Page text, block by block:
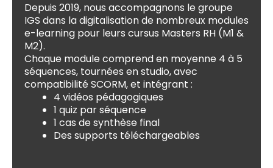
Depuis 2019, nous accompagnons le groupe
IGS dans la digitalisation de nombreux modules
e-learning pour leurs cursus Masters RH (M1 &
M2).
Chaque module comprend en moyenne 4 à 5
séquences, tournées en studio, avec
compatibilité SCORM, et intégrant :
4 vidéos pédagogiques
1 quiz par séquence
1 cas de synthèse final
Des supports téléchargeables